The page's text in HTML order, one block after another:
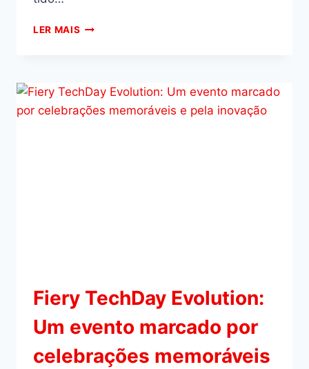
LER MAIS
Fiery TechDay Evolution:
Um evento marcado por
celebrações memoráveis